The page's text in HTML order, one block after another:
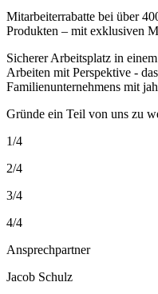
Mitarbeiterrabatte bei über
Produkten – mit exklusiven
Sicherer Arbeitsplatz in
Arbeiten mit Perspektive -
Familienunternehmens mit
Gründe ein Teil von uns zu
1/4
2/4
3/4
4/4
Ansprechpartner
Jacob Schulz